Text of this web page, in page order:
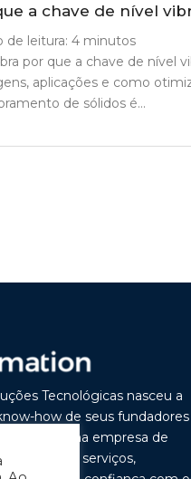
a chave de nível
de leitura: 4 minutos
por que a chave de nível
aplicações e como
de sólidos é...
Tecnológicas nasceu a
how de seus fundadores
uma empresa de
produtos e serviços,